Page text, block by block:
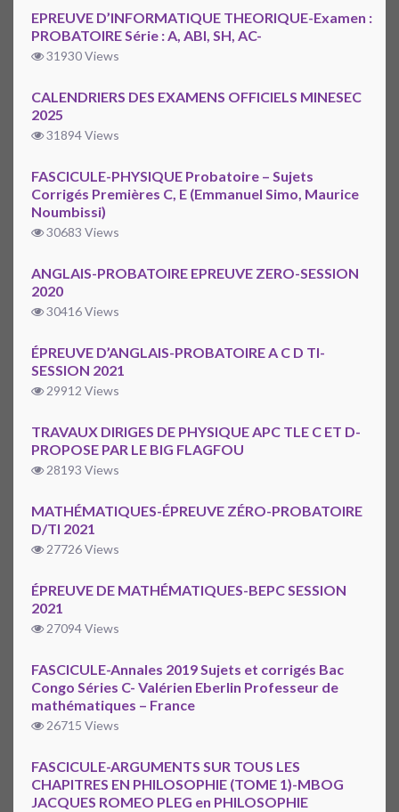
EPREUVE D’INFORMATIQUE THEORIQUE-Examen :
PROBATOIRE Série : A, ABI, SH, AC-
31930 Views
CALENDRIERS DES EXAMENS OFFICIELS MINESEC
2025
31894 Views
FASCICULE-PHYSIQUE Probatoire – Sujets
Corrigés Premières C, E (Emmanuel Simo, Maurice
Noumbissi)
30683 Views
ANGLAIS-PROBATOIRE EPREUVE ZERO-SESSION
2020
30416 Views
ÉPREUVE D’ANGLAIS-PROBATOIRE A C D TI-
SESSION 2021
29912 Views
TRAVAUX DIRIGES DE PHYSIQUE APC TLE C ET D-
PROPOSE PAR LE BIG FLAGFOU
28193 Views
MATHÉMATIQUES-ÉPREUVE ZÉRO-PROBATOIRE
D/TI 2021
27726 Views
ÉPREUVE DE MATHÉMATIQUES-BEPC SESSION
2021
27094 Views
FASCICULE-Annales 2019 Sujets et corrigés Bac
Congo Séries C- Valérien Eberlin Professeur de
mathématiques – France
26715 Views
FASCICULE-ARGUMENTS SUR TOUS LES
CHAPITRES EN PHILOSOPHIE (TOME 1)-MBOG
JACQUES ROMEO PLEG en PHILOSOPHIE